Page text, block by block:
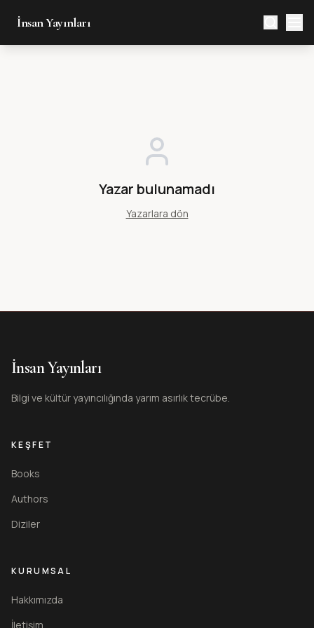
İnsan Yayınları
Yazar bulunamadı
Yazarlara dön
İnsan Yayınları
Bilgi ve kültür yayıncılığında yarım asırlık tecrübe.
KEŞFET
Books
Authors
Diziler
KURUMSAL
Hakkımızda
İletişim